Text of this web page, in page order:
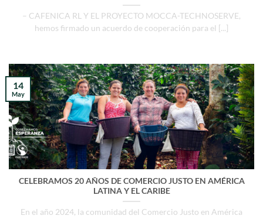
– CAFENICA RL Y EL PROYECTO MOCCA-TECHNOSERVE,
hemos firmado un acuerdo de cooperación para el [...]
CELEBRAMOS 20 AÑOS DE COMERCIO JUSTO EN AMÉRICA
LATINA Y EL CARIBE
En el año 2024, la comunidad del Comercio Justo en América
14
May